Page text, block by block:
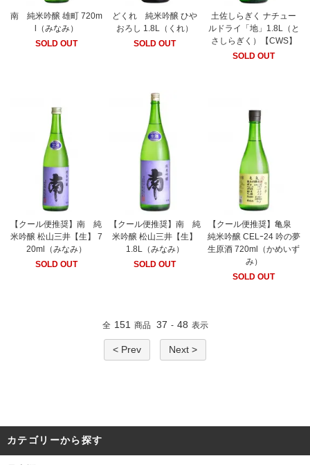
南 純米吟醸 雄町 720m
l（みなみ）
SOLD OUT
どくれ 純米吟醸 ひや
おろし 1.8L（くれ）
SOLD OUT
土佐しらぎく ナチュー
ルドライ「地」1.8L（と
さしらぎく）【CWS】
SOLD OUT
【クール便推奨】南 純
米吟醸 松山三井【生】 7
20ml（みなみ）
SOLD OUT
【クール便推奨】南 純
米吟醸 松山三井【生】
1.8L（みなみ）
SOLD OUT
【クール便推奨】亀泉
純米吟醸 CELｰ24 吟の夢
生原酒 720ml（かめいず
み）
SOLD OUT
全 151 商品 37 - 48 表示
< Prev Next >
カテゴリーから探す